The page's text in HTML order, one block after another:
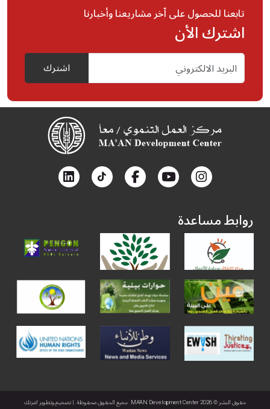
تابعنا للحصول على اّخر مشاريعنا وأخبارنا
اشترك الأن
اشترك
روابط مساعدة
حقوق النشر © 2026 MA'AN Development Center. جميع الحقوق محفوظة. | تصميم وتطوير انترتك